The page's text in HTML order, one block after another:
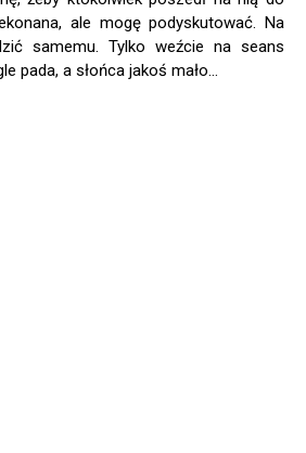
ale mogę podyskutować. Na
samemu. Tylko weźcie na seans
pada, a słońca jakoś mało…